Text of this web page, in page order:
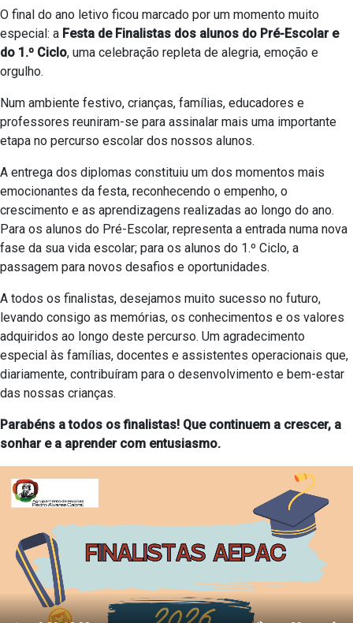
O final do ano letivo ficou marcado por um momento muito
especial: a Festa de Finalistas dos alunos do Pré-Escolar e
do 1.º Ciclo, uma celebração repleta de alegria, emoção e
orgulho.
Num ambiente festivo, crianças, famílias, educadores e
professores reuniram-se para assinalar mais uma importante
etapa no percurso escolar dos nossos alunos.
A entrega dos diplomas constituiu um dos momentos mais
emocionantes da festa, reconhecendo o empenho, o
crescimento e as aprendizagens realizadas ao longo do ano.
Para os alunos do Pré-Escolar, representa a entrada numa nova
fase da sua vida escolar; para os alunos do 1.º Ciclo, a
passagem para novos desafios e oportunidades.
A todos os finalistas, desejamos muito sucesso no futuro,
levando consigo as memórias, os conhecimentos e os valores
adquiridos ao longo deste percurso. Um agradecimento
especial às famílias, docentes e assistentes operacionais que,
diariamente, contribuíram para o desenvolvimento e bem-estar
das nossas crianças.
Parabéns a todos os finalistas! Que continuem a crescer, a
sonhar e a aprender com entusiasmo.